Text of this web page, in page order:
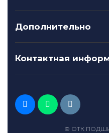
Дополнительно
Контактная
© ОТК